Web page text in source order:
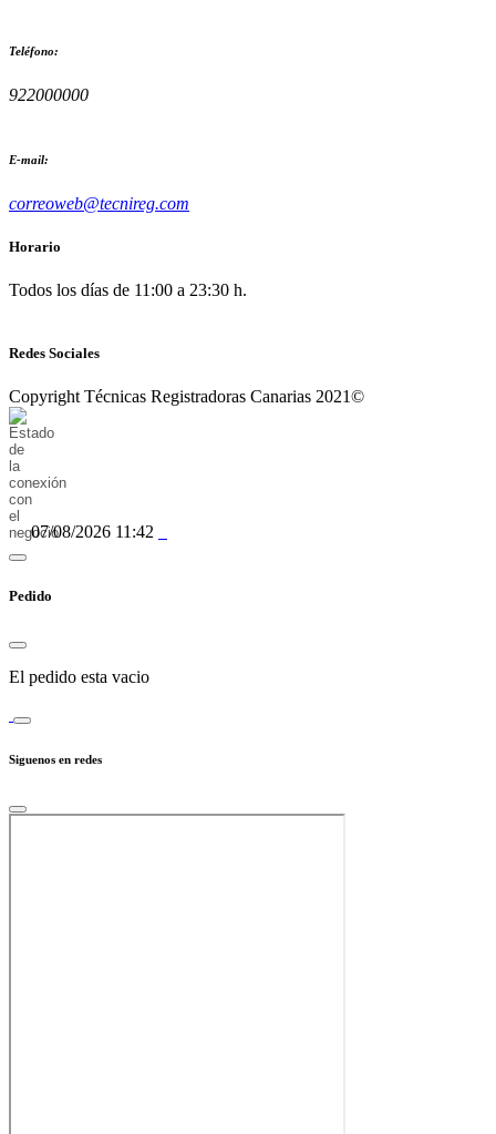
Teléfono:
922000000
E-mail:
correoweb@tecnireg.com
Horario
Todos los días de 11:00 a 23:30 h.
Redes Sociales
Copyright Técnicas Registradoras Canarias 2021©
07/08/2026 11:42
Pedido
El pedido esta vacio
Siguenos en redes